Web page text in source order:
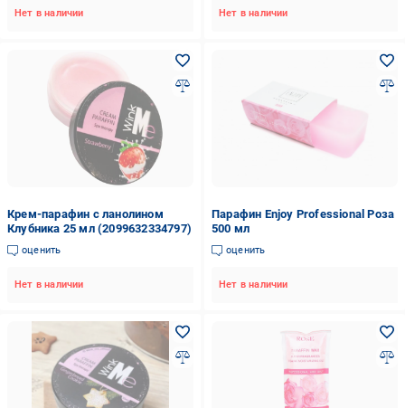
Нет в наличии Нет в наличии
Крем-парафин с ланолином
Клубника 25 мл (2099632334797)
оценить
Нет в наличии
Парафин Enjoy Professional Роза
500 мл
оценить
Нет в наличии